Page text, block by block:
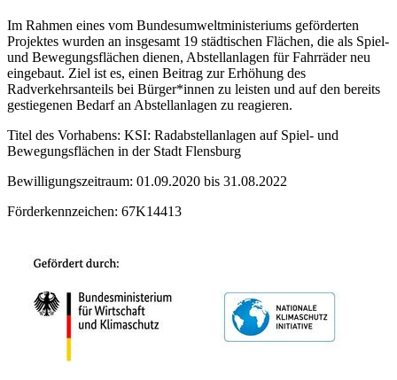
Im Rahmen eines vom Bundesumweltministeriums geförderten
Projektes wurden an insgesamt 19 städtischen Flächen, die als Spiel-
und Bewegungsflächen dienen, Abstellanlagen für Fahrräder neu
eingebaut. Ziel ist es, einen Beitrag zur Erhöhung des
Radverkehrsanteils bei Bürger*innen zu leisten und auf den bereits
gestiegenen Bedarf an Abstellanlagen zu reagieren.
Titel des Vorhabens: KSI: Radabstellanlagen auf Spiel- und
Bewegungsflächen in der Stadt Flensburg
Bewilligungszeitraum: 01.09.2020 bis 31.08.2022
Förderkennzeichen: 67K14413